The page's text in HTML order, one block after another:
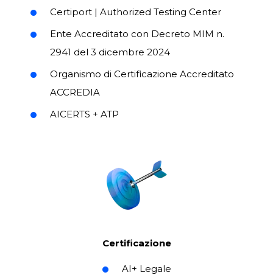
Certiport | Authorized Testing Center
Ente Accreditato con Decreto MIM n.
2941 del 3 dicembre 2024
Organismo di Certificazione Accreditato
ACCREDIA
AICERTS + ATP
Certificazione
AI+ Legale